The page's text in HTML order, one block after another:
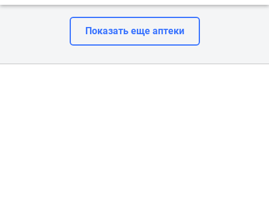
Показать еще аптеки